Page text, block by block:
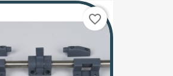
favorite_border